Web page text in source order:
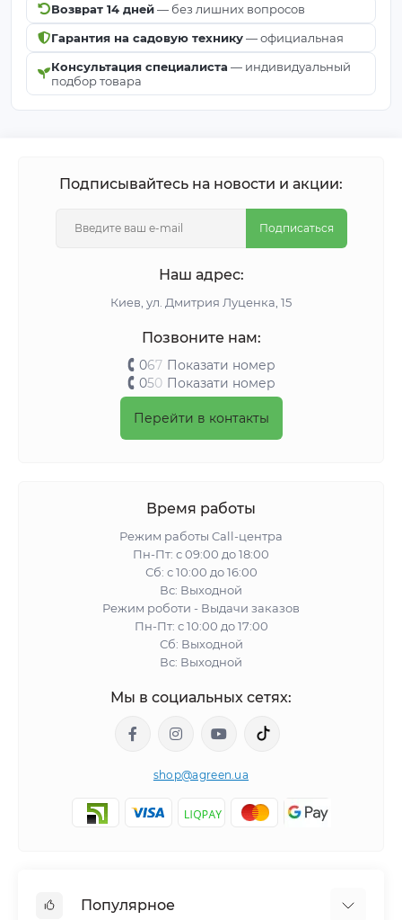
Возврат 14 дней— без лишних вопросов
Гарантия на садовую технику— официальная
Консультация специалиста — индивидуальный
подбор товара
Подписывайтесь на новости и акции:
Подписаться
Наш адрес:
Киeв, ул. Дмитрия Луценка, 15
Позвоните нам:
067 Показати номер
050 Показати номер
Перейти в контакты
Время работы
Режим работы Call-центра
Пн-Пт: с 09:00 до 18:00
Сб: с 10:00 до 16:00
Вс: Выходной
Режим роботи - Выдачи заказов
Пн-Пт: с 10:00 до 17:00
Сб: Выходной
Вс: Выходной
Мы в социальных сетях:
shop@agreen.ua
Популярное